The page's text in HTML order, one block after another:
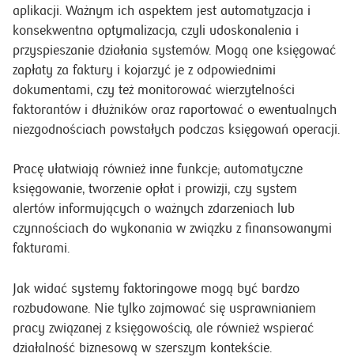
aplikacji. Ważnym ich aspektem jest automatyzacja i
konsekwentna optymalizacja, czyli udoskonalenia i
przyspieszanie działania systemów. Mogą one księgować
zapłaty za faktury i kojarzyć je z odpowiednimi
dokumentami, czy też monitorować wierzytelności
faktorantów i dłużników oraz raportować o ewentualnych
niezgodnościach powstałych podczas księgowań operacji.
Pracę ułatwiają również inne funkcje; automatyczne
księgowanie, tworzenie opłat i prowizji, czy system
alertów informujących o ważnych zdarzeniach lub
czynnościach do wykonania w związku z finansowanymi
fakturami.
Jak widać systemy faktoringowe mogą być bardzo
rozbudowane. Nie tylko zajmować się usprawnianiem
pracy związanej z księgowością, ale również wspierać
działalność biznesową w szerszym kontekście.